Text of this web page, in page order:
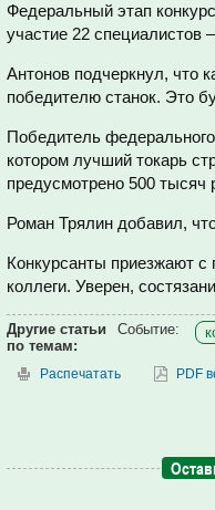
Федеральный этап
участие 22 специалистов
Антонов подчеркнул, что
победителю станок. Это
Победитель
котором лучший токарь
предусмотрено 500 тысяч
Роман Трялин добавил,
Конкурсанты приезжают с
коллеги. Уверен,
Другие статьи
по темам:
Событие:
Распечатать PDF